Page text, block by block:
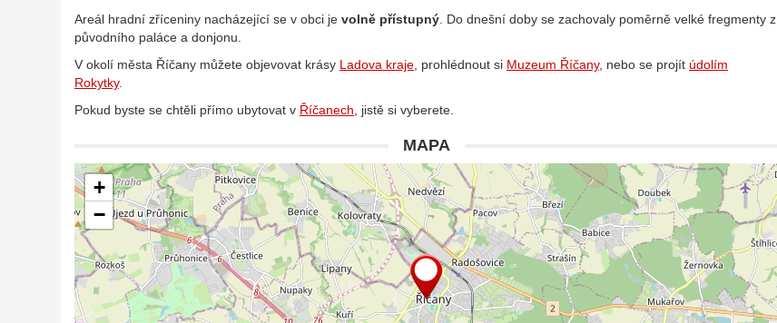
Areál hradní zříceniny nacházející se v obci je volně přístupný . Do dnešní doby se zachovaly poměrně velké fregmenty z
původního paláce a donjonu.
V okolí města Říčany můžete objevovat krásy Ladova kraje , prohlédnout si Muzeum Říčany, nebo se projít údolím
Rokytky.
Pokud byste se chtěli přímo ubytovat v Říčanech , jistě si vyberete.
MAPA
+
−